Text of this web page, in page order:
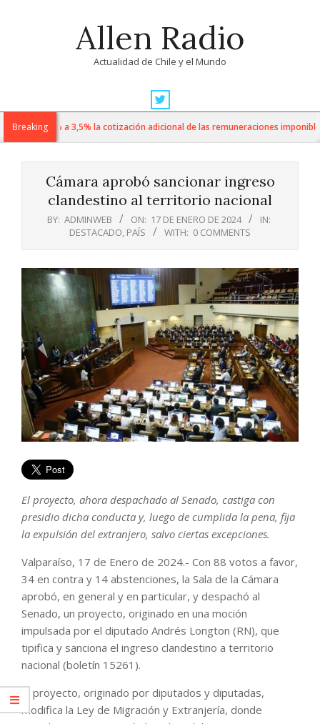
Allen Radio
Actualidad de Chile y el Mundo
Navigation
MenuBreaking
de 1% a 3,5% la cotización adicional de las remuneraciones imponibles
Cámara aprobó sancionar ingreso
clandestino al territorio nacional
BY: ADMINWEB ON: 17 DE ENERO DE 2024
IN:
DESTACADO, PAÍS WITH: 0 COMMENTS
El proyecto, ahora despachado al Senado, castiga con
presidio dicha conducta y, luego de cumplida la pena, fija
la expulsión del extranjero, salvo ciertas excepciones.
Valparaíso, 17 de Enero de 2024.- Con 88 votos a favor,
34 en contra y 14 abstenciones, la Sala de la Cámara
aprobó, en general y en particular, y despachó al
Senado, un proyecto, originado en una moción
impulsada por el diputado Andrés Longton (RN), que
tipifica y sanciona el ingreso clandestino a territorio
nacional (boletín 15261).
El proyecto, originado por diputados y diputadas,
modifica la Ley de Migración y Extranjería, donde